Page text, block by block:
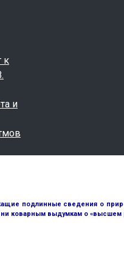
к
и
подлинные сведения о
коварным выдумкам о